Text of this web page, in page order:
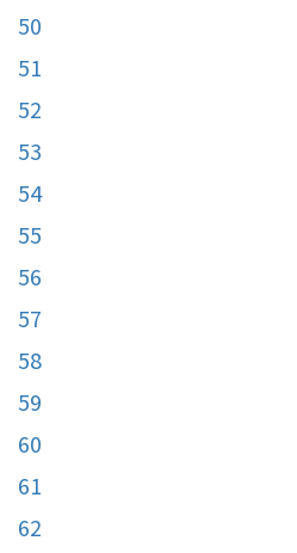
50
51
52
53
54
55
56
57
58
59
60
61
62